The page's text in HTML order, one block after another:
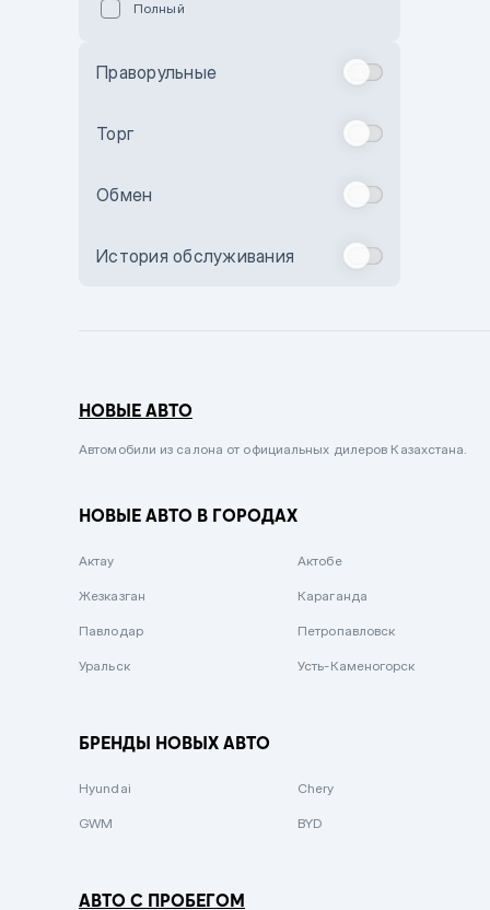
Бежевый
Комбинированный
Сиреневый металлик
Вишневый
Зеленый металлик
Полный
Праворульные
Торг
Обмен
История обслуживания
НОВЫЕ АВТО
Автомобили из салона от официальных дилеров Казахстана.
НОВЫЕ АВТО В ГОРОДАХ
Актау Актобе
Жезказган Караганда
Павлодар Петропавловск
Уральск Усть-Каменогорск
БРЕНДЫ НОВЫХ АВТО
Hyundai Chery
GWM BYD
АВТО С ПРОБЕГОМ